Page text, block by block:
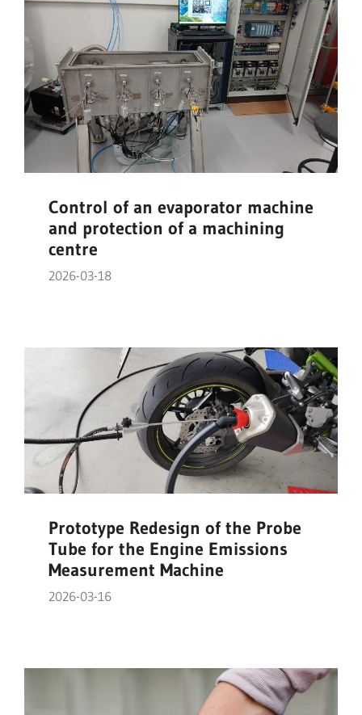
Control of an evaporator machine
and protection of a machining
centre
2026-03-18
Prototype Redesign of the Probe
Tube for the Engine Emissions
Measurement Machine
2026-03-16